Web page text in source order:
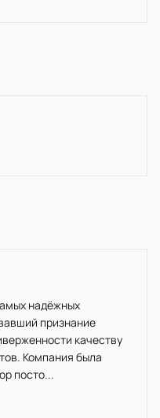
надёжных
признание
качеству
Компания была
посто...